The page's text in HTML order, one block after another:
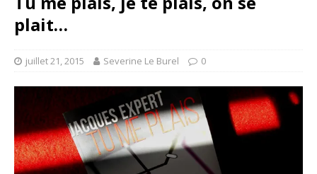
plait…
juillet 21, 2015 Severine Le Burel 0